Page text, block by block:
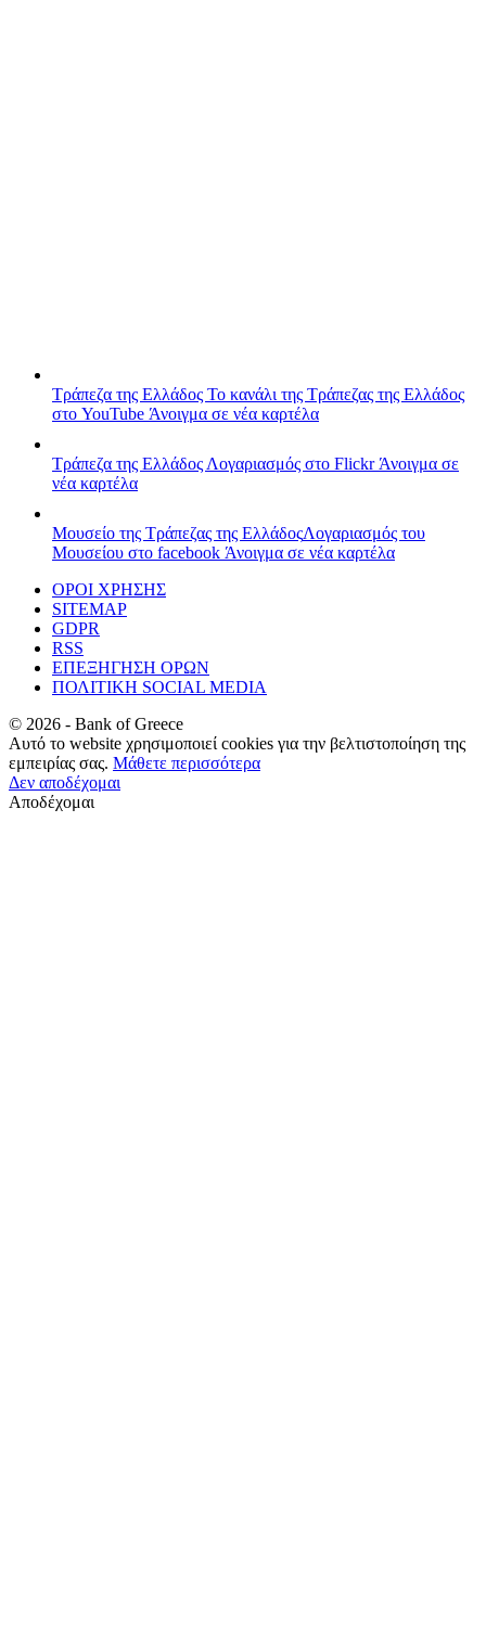
Τράπεζα της Ελλάδος Το κανάλι της Τράπεζας της Ελλάδος
στο YouTube Άνοιγμα σε νέα καρτέλα
Τράπεζα της Ελλάδος Λογαριασμός στο FlickrΆνοιγμα σε
νέα καρτέλα
Μουσείο της Τράπεζας της ΕλλάδοςΛογαριασμός του
Μουσείου στο facebook Άνοιγμα σε νέα καρτέλα
ΟΡΟΙ ΧΡΗΣΗΣ
SITEMAP
GDPR
RSS
ΕΠΕΞΗΓΗΣΗ ΟΡΩΝ
ΠΟΛΙΤΙΚΗ SOCIAL MEDIA
© 2026 - Bank of Greece
Αυτό το website χρησιμοποιεί cookies για την βελτιστοποίηση της
εμπειρίας σας. Μάθετε περισσότερα
Δεν αποδέχομαι
Αποδέχομαι